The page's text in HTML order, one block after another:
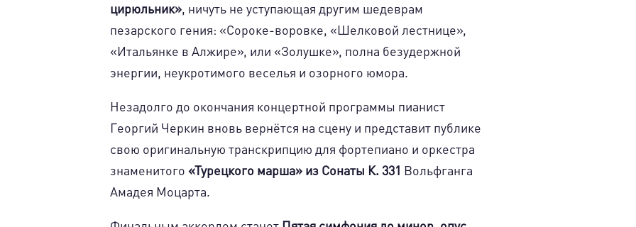
цирюльник», ничуть не уступающая другим шедеврам
пезарского гения: «Сороке-воровке, «Шелковой лестнице»,
«Итальянке в Алжире», или «Золушке», полна безудержной
энергии, неукротимого веселья и озорного юмора.
Незадолго до окончания концертной программы пианист
Георгий Черкин вновь вернётся на сцену и представит публике
свою оригинальную транскрипцию для фортепиано и оркестра
знаменитого «Турецкого марша» из Сонаты К. 331 Вольфганга
Амадея Моцарта.